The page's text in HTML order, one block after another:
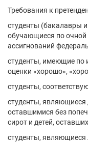
Требования к
студенты (бакалавры
обучающиеся по
ассигнований
студенты, имеющие по
оценки «хорошо»,
студенты,
студенты, являющиеся
оставшимися без
сирот и детей,
студенты,